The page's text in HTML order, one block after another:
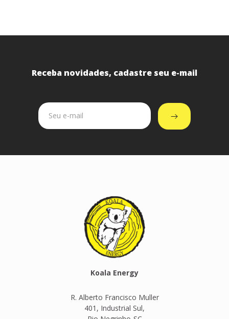
Receba novidades, cadastre seu e-mail
Koala Energy
R. Alberto Francisco Muller
401, Industrial Sul,